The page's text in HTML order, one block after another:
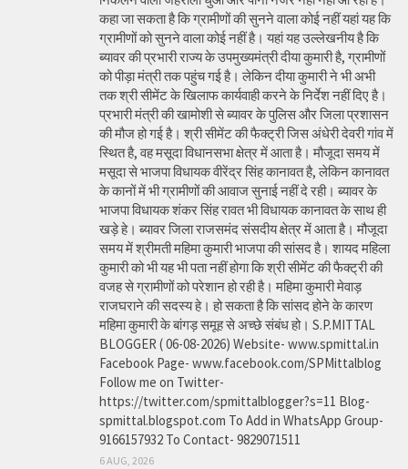
कहा जा सकता है कि ग्रामीणों की सुनने वाला कोई नहीं यहां यह कि
ग्रामीणों को सुनने वाला कोई नहीं है। यहां यह उल्लेखनीय है कि
ब्यावर की प्रभारी राज्य के उपमुख्यमंत्री दीया कुमारी है, ग्रामीणों
को पीड़ा मंत्री तक पहुंच गई है। लेकिन दीया कुमारी ने भी अभी
तक श्री सीमेंट के खिलाफ कार्यवाही करने के निर्देश नहीं दिए है।
प्रभारी मंत्री की खामोशी से ब्यावर के पुलिस और जिला प्रशासन
की मौज हो गई है। श्री सीमेंट की फैक्ट्री जिस अंधेरी देवरी गांव में
स्थित है, वह मसूदा विधानसभा क्षेत्र में आता है। मौजूदा समय में
मसूदा से भाजपा विधायक वीरेंद्र सिंह कानावत है, लेकिन कानावत
के कानों में भी ग्रामीणों की आवाज सुनाई नहीं दे रही। ब्यावर के
भाजपा विधायक शंकर सिंह रावत भी विधायक कानावत के साथ ही
खड़े हे। ब्यावर जिला राजसमंद संसदीय क्षेत्र में आता है। मौजूदा
समय में श्रीमती महिमा कुमारी भाजपा की सांसद है। शायद महिला
कुमारी को भी यह भी पता नहीं होगा कि श्री सीमेंट की फैक्ट्री की
वजह से ग्रामीणों को परेशान हो रही है। महिमा कुमारी मेवाड़
राजघराने की सदस्य हे। हो सकता है कि सांसद होने के कारण
महिमा कुमारी के बांगड़ समूह से अच्छे संबंध हो। S.P.MITTAL
BLOGGER ( 06-08-2026) Website- www.spmittal.in
Facebook Page- www.facebook.com/SPMittalblog
Follow me on Twitter-
https://twitter.com/spmittalblogger?s=11 Blog-
spmittal.blogspot.com To Add in WhatsApp Group-
9166157932 To Contact- 9829071511
6 AUG, 2026